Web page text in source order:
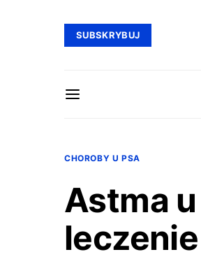
SUBSKRYBUJ
CHOROBY U PSA
Astma
leczenie